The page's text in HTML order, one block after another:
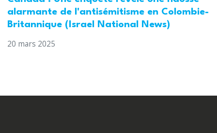
alarmante de l'antisémitisme en Colombie-
Britannique (Israel National News)
20 mars 2025